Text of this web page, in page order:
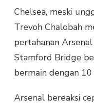
Chelsea, meski
Trevoh Chalobah
pertahanan
Stamford Bridge
bermain dengan 10
Arsenal bereaksi